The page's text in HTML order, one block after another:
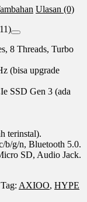
Ulasan (0)
8 Threads, Turbo
(bisa upgrade
SSD Gen 3 (ada
terinstal).
b/g/n, Bluetooth 5.0.
SD, Audio Jack.
Tag: AXIOO, HYPE